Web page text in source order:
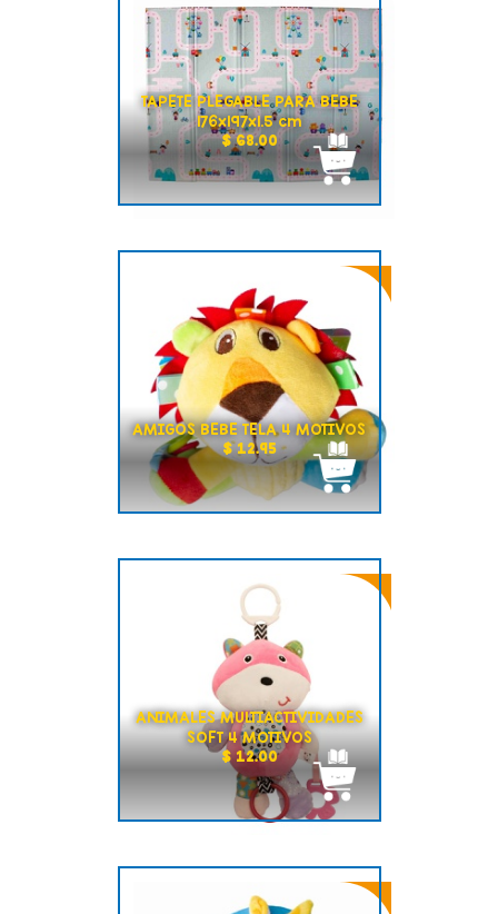
TAPETE PLEGABLE PARA BEBE
176x197x1.5 cm
$ 68.00
AMIGOS BEBE TELA 4 MOTIVOS
$ 12.95
ANIMALES MULTIACTIVIDADES
SOFT 4 MOTIVOS
$ 12.00